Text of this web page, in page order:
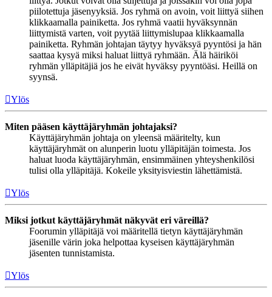
piilotettuja jäsenyyksiä. Jos ryhmä on avoin, voit liittyä siihen
klikkaamalla painiketta. Jos ryhmä vaatii hyväksynnän
liittymistä varten, voit pyytää liittymislupaa klikkaamalla
painiketta. Ryhmän johtajan täytyy hyväksyä pyyntösi ja hän
saattaa kysyä miksi haluat liittyä ryhmään. Älä häiriköi
ryhmän ylläpitäjiä jos he eivät hyväksy pyyntöäsi. Heillä on
syynsä.
Ylös
Miten pääsen käyttäjäryhmän johtajaksi?
Käyttäjäryhmän johtaja on yleensä määritelty, kun
käyttäjäryhmät on alunperin luotu ylläpitäjän toimesta. Jos
haluat luoda käyttäjäryhmän, ensimmäinen yhteyshenkilösi
tulisi olla ylläpitäjä. Kokeile yksityisviestin lähettämistä.
Ylös
Miksi jotkut käyttäjäryhmät näkyvät eri väreillä?
Foorumin ylläpitäjä voi määritellä tietyn käyttäjäryhmän
jäsenille värin joka helpottaa kyseisen käyttäjäryhmän
jäsenten tunnistamista.
Ylös